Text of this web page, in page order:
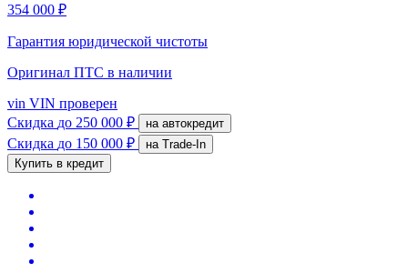
354 000 ₽
Гарантия юридической чистоты
Оригинал ПТС в наличии
vin VIN проверен
Скидка до 250 000 ₽ на автокредит
Скидка до 150 000 ₽
на Trade-In
Купить в кредит